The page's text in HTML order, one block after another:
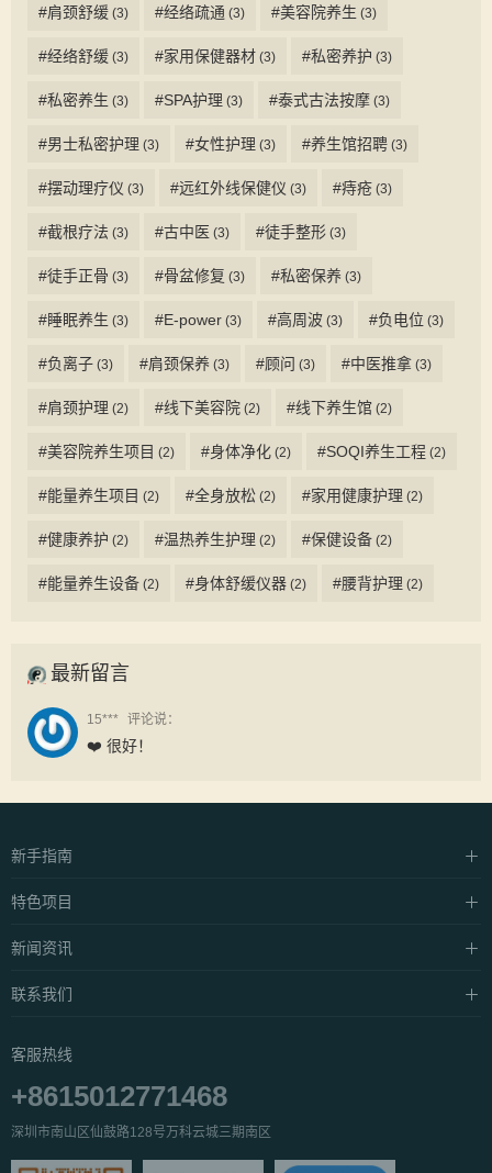
#肩颈舒缓 (3) #经络疏通 (3) #美容院养生 (3)
#经络舒缓 (3) #家用保健器材 (3) #私密养护 (3)
#私密养生 (3) #SPA护理 (3) #泰式古法按摩 (3)
#男士私密护理 (3) #女性护理 (3) #养生馆招聘 (3)
#摆动理疗仪 (3) #远红外线保健仪 (3) #痔疮 (3)
#截根疗法 (3) #古中医 (3) #徒手整形 (3)
#徒手正骨 (3) #骨盆修复 (3) #私密保养 (3)
#睡眠养生 (3) #E-power (3) #高周波 (3) #负电位 (3)
#负离子 (3) #肩颈保养 (3) #顾问 (3) #中医推拿 (3)
#肩颈护理 (2) #线下美容院 (2) #线下养生馆 (2)
#美容院养生项目 (2) #身体净化 (2) #SOQI养生工程 (2)
#能量养生项目 (2) #全身放松 (2) #家用健康护理 (2)
#健康养护 (2) #温热养生护理 (2) #保健设备 (2)
#能量养生设备 (2) #身体舒缓仪器 (2) #腰背护理 (2)
最新留言
15*** 评论说：
❤️ 很好！
新手指南
硬件设施
特色项目
中泰·抓龙筋
新闻资讯
养生资讯
公益活动
联系我们
人才招聘
客服热线
+8615012771468
深圳市南山区仙鼓路128号万科云城三期南区